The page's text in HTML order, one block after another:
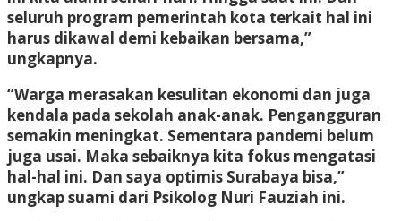
seluruh program pemerintah kota terkait hal ini
harus dikawal demi kebaikan bersama,”
ungkapnya.
“Warga merasakan kesulitan ekonomi dan juga
kendala pada sekolah anak-anak. Pengangguran
semakin meningkat. Sementara pandemi belum
juga usai. Maka sebaiknya kita fokus mengatasi
hal-hal ini. Dan saya optimis Surabaya bisa,”
ungkap suami dari Psikolog Nuri Fauziah ini.